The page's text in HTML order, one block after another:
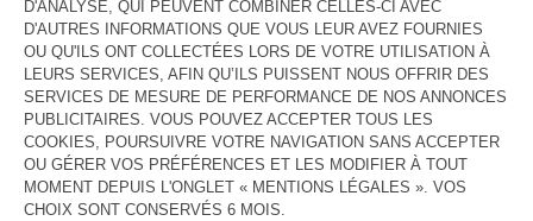
T-SHIRT HOMME SOZZY
CHF 90
CHF 54
T-SHIRT HOMME GAMIPY
CHF 75
CHF 26,25
T-SHIRT HOMME LOPINTALE
T-SHIRT HOMME VUPAVILLE
T-SHIRT HOMME SONOMA
CHF 75
CHF 36,75
T-SHIRT HOMME VUPAVILLE
CHF 90
CHF 31,50